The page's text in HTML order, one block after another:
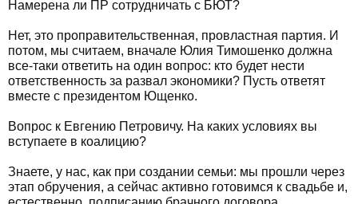
Намерена ли ПР сотрудничать с БЮТ?
Нет, это проправительственная, провластная партия. И
потом, мы считаем, вначале Юлия Тимошенко должна
все-таки ответить на один вопрос: кто будет нести
ответственность за развал экономики? Пусть ответят
вместе с президентом Ющенко.
Вопрос к Евгению Петровичу. На каких условиях вы
вступаете в коалицию?
Знаете, у нас, как при создании семьи: мы прошли через
этап обручения, а сейчас активно готовимся к свадьбе и,